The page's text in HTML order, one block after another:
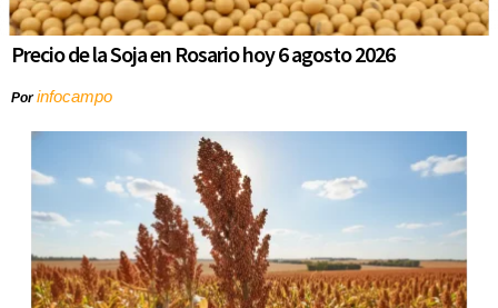
Precio de la Soja en Rosario hoy 6 agosto 2026
Porinfocampo